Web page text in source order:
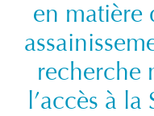
en matière
recherche
l’accès à la